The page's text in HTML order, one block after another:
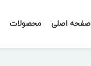
صفحه اصلی محصولات